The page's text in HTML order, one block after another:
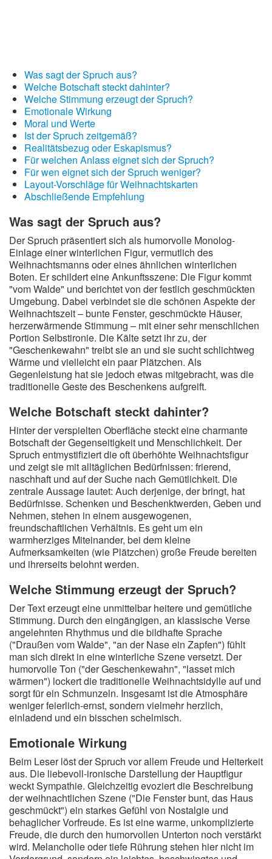
Was sagt der Spruch aus?
Welche Botschaft steckt dahinter?
Welche Stimmung erzeugt der Spruch?
Emotionale Wirkung
Moral und Werte
Ist der Spruch zeitgemäß?
Realitätsbezug oder Eskapismus?
Für welchen Anlass eignet sich der Spruch?
Für wen eignet sich der Spruch weniger?
Layout-Vorschläge für Weihnachtskarten
Abschließende Empfehlung
Was sagt der Spruch aus?
Der Spruch präsentiert sich als humorvolle Monolog-
Einlage einer winterlichen Figur, vermutlich des
Weihnachtsmanns oder eines ähnlichen winterlichen
Boten. Er schildert eine Ankunftsszene: Die Figur kommt
"vom Walde" und berichtet von der festlich geschmückten
Umgebung. Dabei verbindet sie die schönen Aspekte der
Weihnachtszeit – bunte Fenster, geschmückte Häuser,
herzerwärmende Stimmung – mit einer sehr menschlichen
Portion Selbstironie. Die Kälte setzt ihr zu, der
"Geschenkewahn" treibt sie an und sie sucht schlichtweg
Wärme und vielleicht ein paar Plätzchen. Als
Gegenleistung hat sie jedoch etwas mitgebracht, was die
traditionelle Geste des Beschenkens aufgreift.
Welche Botschaft steckt dahinter?
Hinter der verspielten Oberfläche steckt eine charmante
Botschaft der Gegenseitigkeit und Menschlichkeit. Der
Spruch entmystifiziert die oft überhöhte Weihnachtsfigur
und zeigt sie mit alltäglichen Bedürfnissen: frierend,
naschhaft und auf der Suche nach Gemütlichkeit. Die
zentrale Aussage lautet: Auch derjenige, der bringt, hat
Bedürfnisse. Schenken und Beschenktwerden, Geben und
Nehmen, stehen in einem ausgewogenen,
freundschaftlichen Verhältnis. Es geht um ein
warmherziges Miteinander, bei dem kleine
Aufmerksamkeiten (wie Plätzchen) große Freude bereiten
und ihrerseits belohnt werden.
Welche Stimmung erzeugt der Spruch?
Der Text erzeugt eine unmittelbar heitere und gemütliche
Stimmung. Durch den eingängigen, an klassische Verse
angelehnten Rhythmus und die bildhafte Sprache
("Draußen vom Walde", "an der Nase ein Zapfen") fühlt
man sich direkt in eine winterliche Szene versetzt. Der
humorvolle Ton ("der Geschenkewahn", "lasset mich
wärmen") lockert die traditionelle Weihnachtsidylle auf und
sorgt für ein Schmunzeln. Insgesamt ist die Atmosphäre
weniger feierlich-ernst, sondern vielmehr herzlich,
einladend und ein bisschen schelmisch.
Emotionale Wirkung
Beim Leser löst der Spruch vor allem Freude und Heiterkeit
aus. Die liebevoll-ironische Darstellung der Hauptfigur
weckt Sympathie. Gleichzeitig evoziert die Beschreibung
der weihnachtlichen Szene ("Die Fenster bunt, das Haus
geschmückt") ein starkes Gefühl von Nostalgie und
behaglicher Vorfreude. Es ist eine warme, unkomplizierte
Freude, die durch den humorvollen Unterton noch verstärkt
wird. Melancholie oder tiefe Rührung stehen hier nicht im